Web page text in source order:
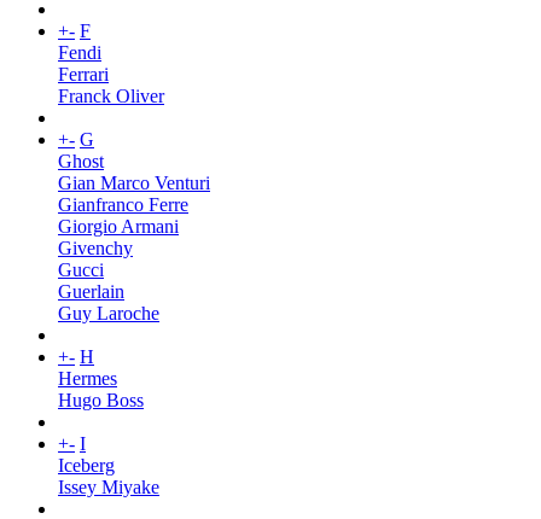
+- F
Fendi
Ferrari
Franck Oliver
+- G
Ghost
Gian Marco Venturi
Gianfranco Ferre
Giorgio Armani
Givenchy
Gucci
Guerlain
Guy Laroche
+- H
Hermes
Hugo Boss
+- I
Iceberg
Issey Miyake